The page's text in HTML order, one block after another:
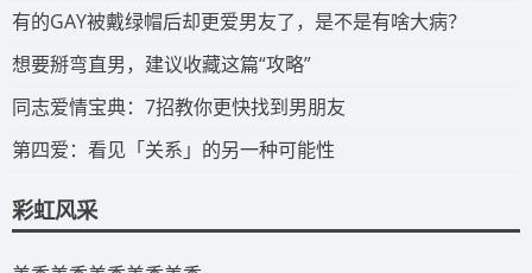
​有的GAY被戴绿帽后却更爱男友了，是不是有啥大病？
​想要掰弯直男，建议收藏这篇“攻略”
​同志爱情宝典：7招教你更快找到男朋友
​第四爱：看见「关系」的另一种可能性
彩虹风采